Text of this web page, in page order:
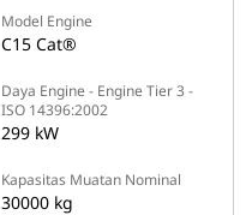
Model Engine
C15 Cat®
Daya Engine - Engine Tier 3 -
ISO 14396:2002
299 kW
Kapasitas Muatan Nominal
30000 kg